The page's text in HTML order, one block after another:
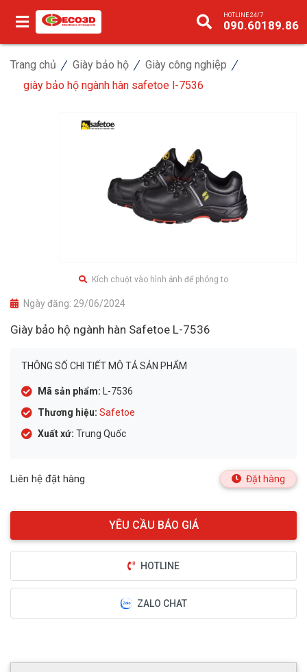
HOTLINE 24/7
090.60189.86
Trang chủ Giày bảo hộ
Giày công nghiệp
giày bảo hộ ngành hàn safetoe l-7536
Kích chuột vào hình ảnh để phóng to
Ngày đăng: 29/06/2024
Giày bảo hộ ngành hàn Safetoe L-7536
THÔNG SỐ CHI TIẾT MÔ TẢ SẢN PHẨM
Mã sản phẩm: L-7536
Thương hiệu: Safetoe
Xuất xứ: Trung Quốc
Liên hệ đặt hàng Đặt hàng
HOTLINE
ZALO CHAT